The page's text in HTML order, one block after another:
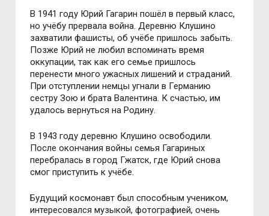
В 1941 году Юрий Гагарин пошёл в первый класс,
но учёбу прервала война. Деревню Клушино
захватили фашисты, об учёбе пришлось забыть.
Позже Юрий не любил вспоминать время
оккупации, так как его семье пришлось
перенести много ужасных лишений и страданий.
При отступлении немцы угнали в Германию
сестру Зою и брата Валентина. К счастью, им
удалось вернуться на Родину.
В 1943 году деревню Клушино освободили.
После окончания войны семья Гагариных
перебралась в город Гжатск, где Юрий снова
смог приступить к учёбе.
Будущий космонавт был способным учеником,
интересовался музыкой, фотографией, очень